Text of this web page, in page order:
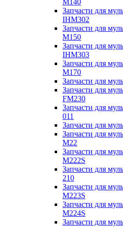
M140
Запчасти для
IHM302
Запчасти для
M150
Запчасти для
IHM303
Запчасти для
M170
Запчасти для
Запчасти для
FM230
Запчасти для
011
Запчасти для
Запчасти для
M22
Запчасти для
M222S
Запчасти для
210
Запчасти для
M223S
Запчасти для
M224S
Запчасти для